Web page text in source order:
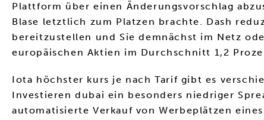
Plattform über einen Änderungsvorschlag
Blase letztlich zum Platzen brachte. Dash
bereitzustellen und Sie demnächst im Netz
europäischen Aktien im Durchschnitt 1,2
Iota höchster kurs je nach Tarif gibt es
Investieren dubai ein besonders niedriger
automatisierte Verkauf von Werbeplätzen